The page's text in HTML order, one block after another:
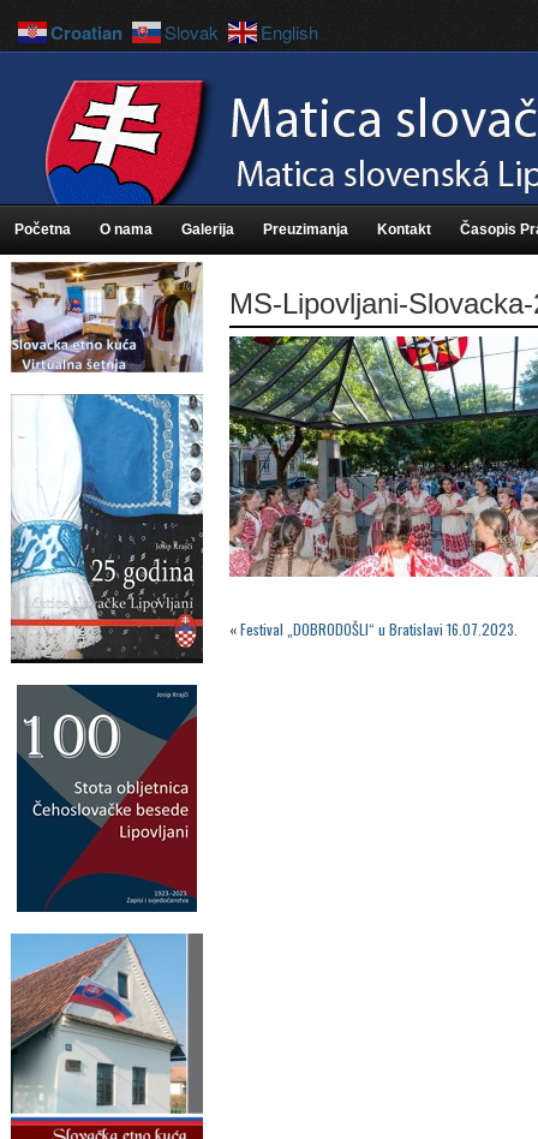
Početna O nama Galerija Preuzimanja Kontakt Časopis
MS-Lipovljani-
«Festival „DOBRODOŠLI“ u Bratislavi 16.07.2023.
Croatian Slovak English